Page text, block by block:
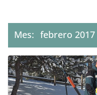
Mes: febrero 2017